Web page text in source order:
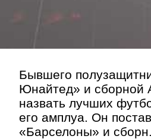
Бывшего
Юнайтед» и сборной
назвать лучших
его амплуа. Он
«Барселоны» и